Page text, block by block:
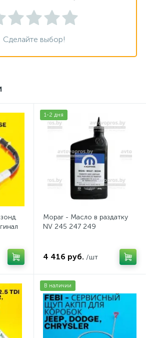
Сделайте выбор!
1-2 дня
Mopar - Масло в раздатку
NV 245 247 249
4 416 руб. /шт
В наличии